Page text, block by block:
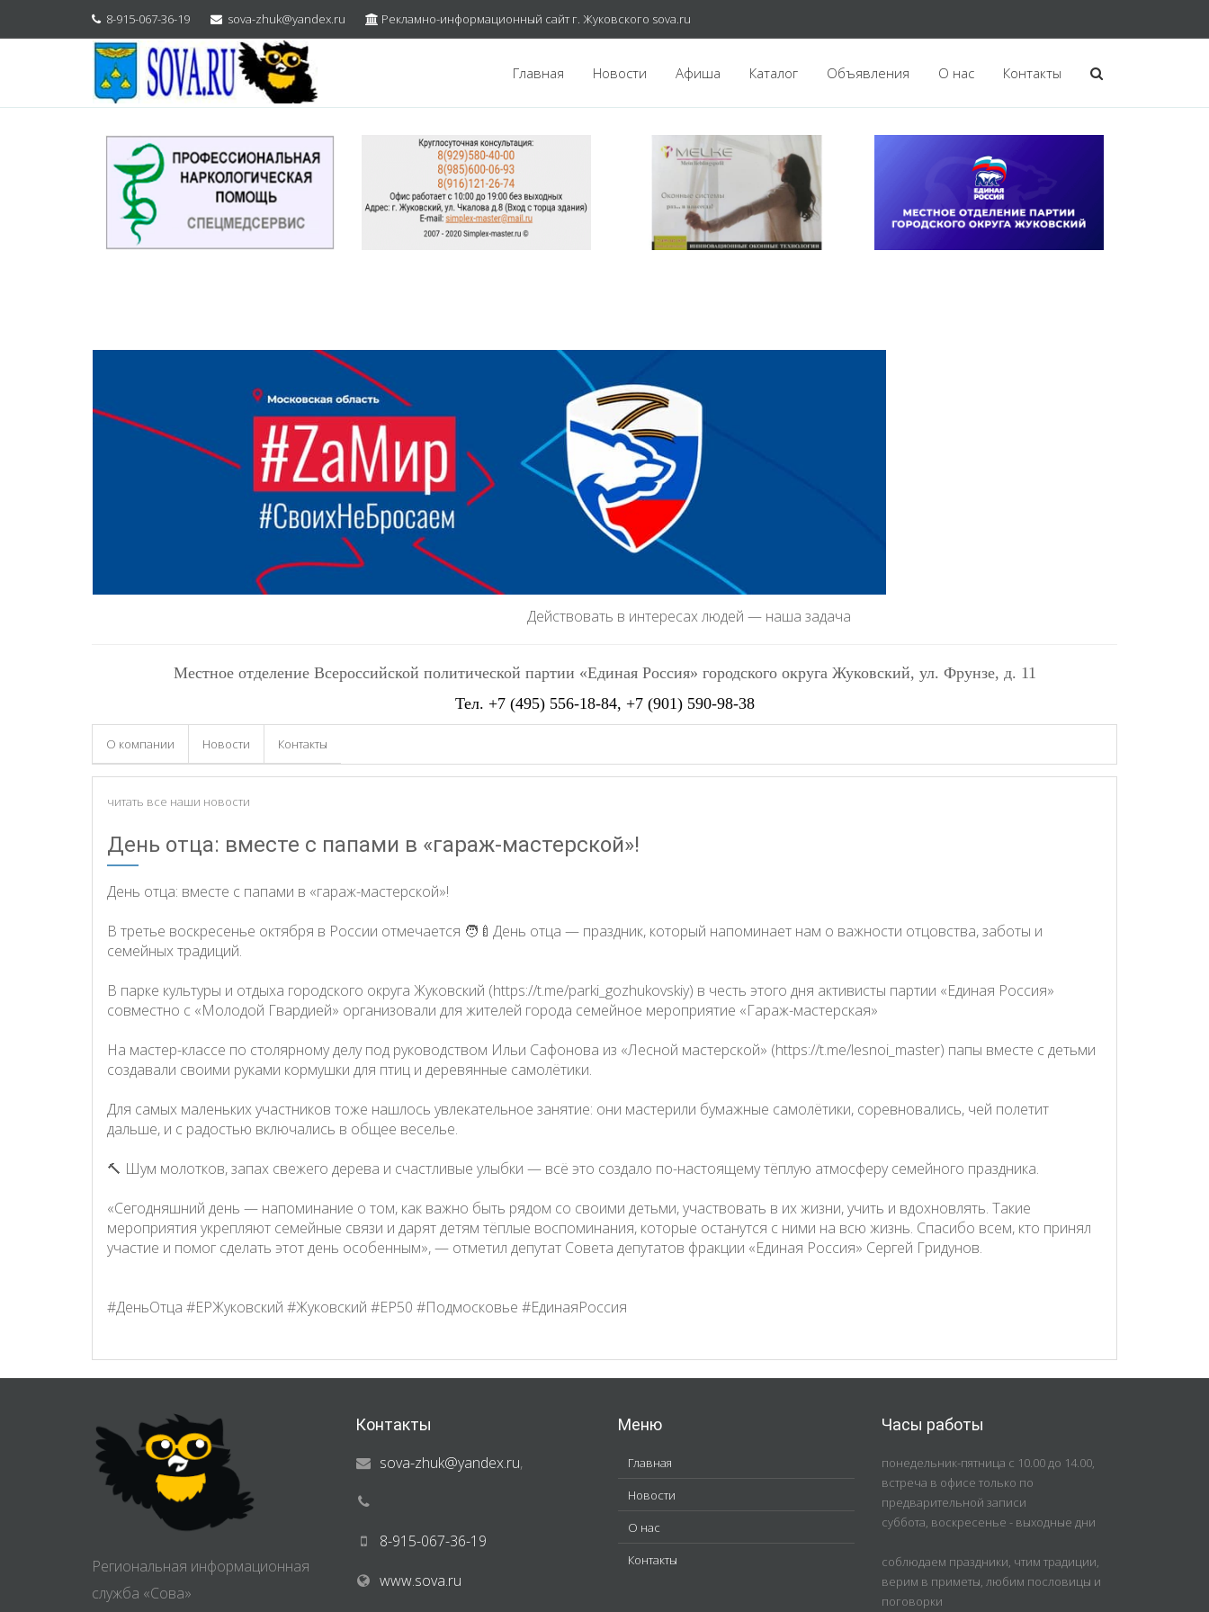
8-915-067-36-19 sova-zhuk@yandex.ru Рекламно-информационный сайт г. Жуковского sova.ru
Главная Новости Афиша Каталог Объявления О нас Контакты
Действовать в интересах людей — наша задача
Местное отделение Всероссийской политической партии «Единая Россия» городского округа Жуковский, ул. Фрунзе, д. 11
Тел. +7 (495) 556-18-84, +7 (901) 590-98-38
О компании Новости Контакты
читать все наши новости
День отца: вместе с папами в «гараж-мастерской»!
День отца: вместе с папами в «гараж-мастерской»!
В третье воскресенье октября в России отмечается 🧑‍🍼День отца — праздник, который напоминает нам о важности отцовства, заботы и
семейных традиций.
В парке культуры и отдыха городского округа Жуковский (https://t.me/parki_gozhukovskiy) в честь этого дня активисты партии «Единая Россия»
совместно с «Молодой Гвардией» организовали для жителей города семейное мероприятие «Гараж-мастерская»
На мастер-классе по столярному делу под руководством Ильи Сафонова из «Лесной мастерской» (https://t.me/lesnoi_master) папы вместе с детьми
создавали своими руками кормушки для птиц и деревянные самолётики.
Для самых маленьких участников тоже нашлось увлекательное занятие: они мастерили бумажные самолётики, соревновались, чей полетит
дальше, и с радостью включались в общее веселье.
🔨 Шум молотков, запах свежего дерева и счастливые улыбки — всё это создало по-настоящему тёплую атмосферу семейного праздника.
«Сегодняшний день — напоминание о том, как важно быть рядом со своими детьми, участвовать в их жизни, учить и вдохновлять. Такие
мероприятия укрепляют семейные связи и дарят детям тёплые воспоминания, которые останутся с ними на всю жизнь. Спасибо всем, кто принял
участие и помог сделать этот день особенным», — отметил депутат Совета депутатов фракции «Единая Россия» Сергей Гридунов.
#ДеньОтца #ЕРЖуковский #Жуковский #ЕР50 #Подмосковье #ЕдинаяРоссия
Региональная информационная
служба «Сова»
Контакты
sova-zhuk@yandex.ru,
8-915-067-36-19
www.sova.ru
Меню
Главная
Новости
О нас
Контакты
Часы работы
понедельник-пятница с 10.00 до 14.00,
встреча в офисе только по
предварительной записи
суббота, воскресенье - выходные дни
соблюдаем праздники, чтим традиции,
верим в приметы, любим пословицы и
поговорки